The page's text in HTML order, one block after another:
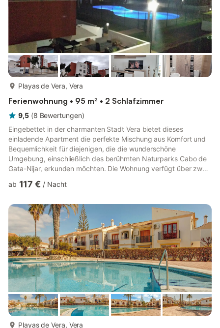
Playas de Vera, Vera
Ferienwohnung • 95 m² • 2 Schlafzimmer
9,5 (8 Bewertungen)
Eingebettet in der charmanten Stadt Vera bietet dieses
einladende Apartment die perfekte Mischung aus Komfort und
Bequemlichkeit für diejenigen, die die wunderschöne
Umgebung, einschließlich des berühmten Naturparks Cabo de
Gata-Nijar, erkunden möchten. Die Wohnung verfügt über zwei
oder Gruppen von Freunden. Das Hauptschlafzimmer verfügt
mit WC, was Privatsphäre und Komfort gewährleistet. Das
zweite Schlafzimmer ist mit zwei Einzelbetten ausgestattet und
bietet ausreichen...
ab 117 € / Nacht
Playas de Vera, Vera